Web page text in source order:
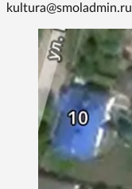
kultura@smoladmin.ru